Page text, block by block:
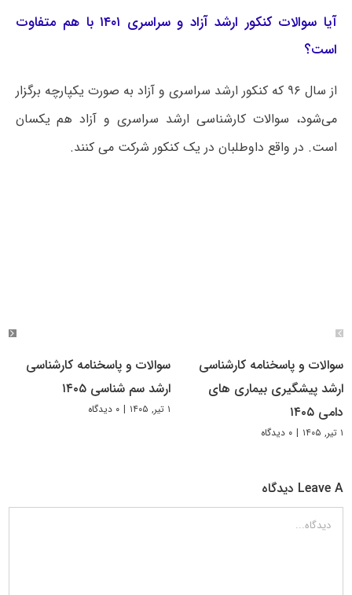
آیا سوالات کنکور ارشد آزاد و سراسری ۱۴۰۱ با هم متفاوت
است؟
از سال ۹۶ که کنکور ارشد سراسری و آزاد به صورت یکپارچه برگزار
می‌شود، سوالات کارشناسی ارشد سراسری و آزاد هم یکسان
است. در واقع داوطلبان در یک کنکور شرکت می کنند.
سوالات و پاسخنامه کارشناسی
ارشد پیشگیری بیماری های
دامی ۱۴۰۵
۱ تیر, ۱۴۰۵ | ۰ دیدگاه
سوالات و پاسخنامه کارشناسی
ارشد سم شناسی ۱۴۰۵
۱ تیر, ۱۴۰۵ | ۰ دیدگاه
Leave A دیدگاه
دیدگاه